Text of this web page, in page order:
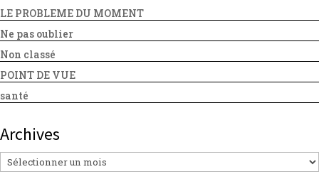
LE PROBLEME DU MOMENT
Ne pas oublier
Non classé
POINT DE VUE
santé
Archives
Archives